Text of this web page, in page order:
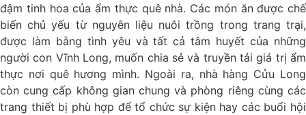
đậm tinh hoa của ẩm thực quê nhà. Các món ăn được chế
biến chủ yếu từ nguyên liệu nuôi trồng trong trang trại,
được làm bằng tình yêu và tất cả tâm huyết của những
người con Vĩnh Long, muốn chia sẻ và truyền tải giá trị ẩm
thực nơi quê hương mình. Ngoài ra, nhà hàng Cửu Long
còn cung cấp không gian chung và phòng riêng cùng các
trang thiết bị phù hợp để tổ chức sự kiện hay các buổi hội